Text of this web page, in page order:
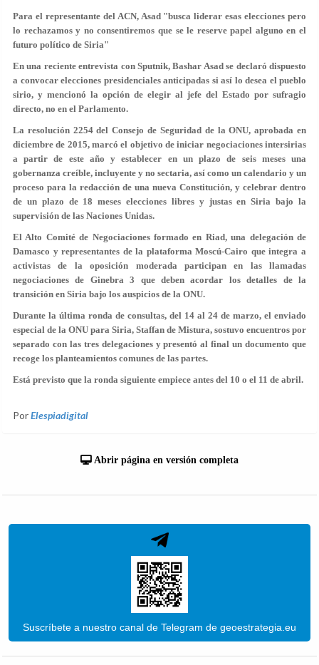
Para el representante del ACN, Asad "busca liderar esas elecciones pero
lo rechazamos y no consentiremos que se le reserve papel alguno en el
futuro político de Siria"
En una reciente entrevista con Sputnik, Bashar Asad se declaró dispuesto
a convocar elecciones presidenciales anticipadas si así lo desea el pueblo
sirio, y mencionó la opción de elegir al jefe del Estado por sufragio
directo, no en el Parlamento.
La resolución 2254 del Consejo de Seguridad de la ONU, aprobada en
diciembre de 2015, marcó el objetivo de iniciar negociaciones intersirias
a partir de este año y establecer en un plazo de seis meses una
gobernanza creíble, incluyente y no sectaria, así como un calendario y un
proceso para la redacción de una nueva Constitución, y celebrar dentro
de un plazo de 18 meses elecciones libres y justas en Siria bajo la
supervisión de las Naciones Unidas.
El Alto Comité de Negociaciones formado en Riad, una delegación de
Damasco y representantes de la plataforma Moscú-Cairo que integra a
activistas de la oposición moderada participan en las llamadas
negociaciones de Ginebra 3 que deben acordar los detalles de la
transición en Siria bajo los auspicios de la ONU.
Durante la última ronda de consultas, del 14 al 24 de marzo, el enviado
especial de la ONU para Siria, Staffan de Mistura, sostuvo encuentros por
separado con las tres delegaciones y presentó al final un documento que
recoge los planteamientos comunes de las partes.
Está previsto que la ronda siguiente empiece antes del 10 o el 11 de abril.
PorElespiadigital
Abrir página en versión completa
Suscríbete a nuestro canal de Telegram de geoestrategia.eu